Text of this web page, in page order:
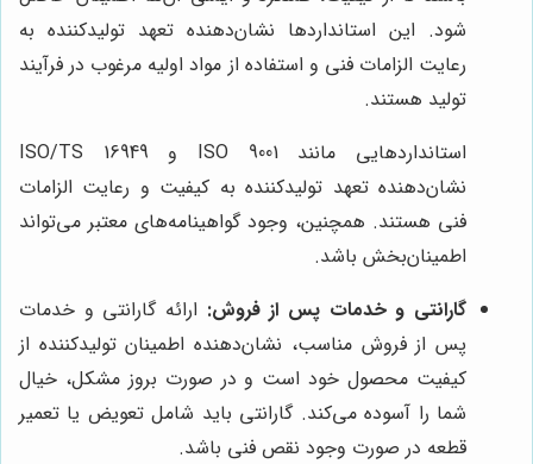
شود. این استانداردها نشان‌دهنده تعهد تولیدکننده به
رعایت الزامات فنی و استفاده از مواد اولیه مرغوب در فرآیند
تولید هستند.
استانداردهایی مانند ISO 9001 و ISO/TS 16949
نشان‌دهنده تعهد تولیدکننده به کیفیت و رعایت الزامات
فنی هستند. همچنین، وجود گواهینامه‌های معتبر می‌تواند
اطمینان‌بخش باشد.
گارانتی و خدمات پس از فروش: ارائه گارانتی و خدمات
پس از فروش مناسب، نشان‌دهنده اطمینان تولیدکننده از
کیفیت محصول خود است و در صورت بروز مشکل، خیال
شما را آسوده می‌کند. گارانتی باید شامل تعویض یا تعمیر
قطعه در صورت وجود نقص فنی باشد.